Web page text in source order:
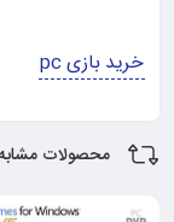
خرید بازی pc
محصولات